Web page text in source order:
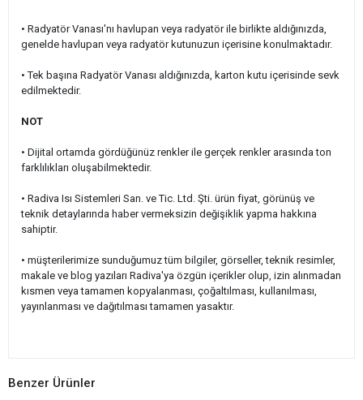
• Radyatör Vanası'nı havlupan veya radyatör ile birlikte aldığınızda,
genelde havlupan veya radyatör kutunuzun içerisine konulmaktadır.
• Tek başına Radyatör Vanası aldığınızda, karton kutu içerisinde sevk
edilmektedir.
NOT
• Dijital ortamda gördüğünüz renkler ile gerçek renkler arasında ton
farklılıkları oluşabilmektedir.
• Radiva Isı Sistemleri San. ve Tic. Ltd. Şti. ürün fiyat, görünüş ve
teknik detaylarında haber vermeksizin değişiklik yapma hakkına
sahiptir.
• müşterilerimize sunduğumuz tüm bilgiler, görseller, teknik resimler,
makale ve blog yazıları Radiva'ya özgün içerikler olup, izin alınmadan
kısmen veya tamamen kopyalanması, çoğaltılması, kullanılması,
yayınlanması ve dağıtılması tamamen yasaktır.
Benzer Ürünler